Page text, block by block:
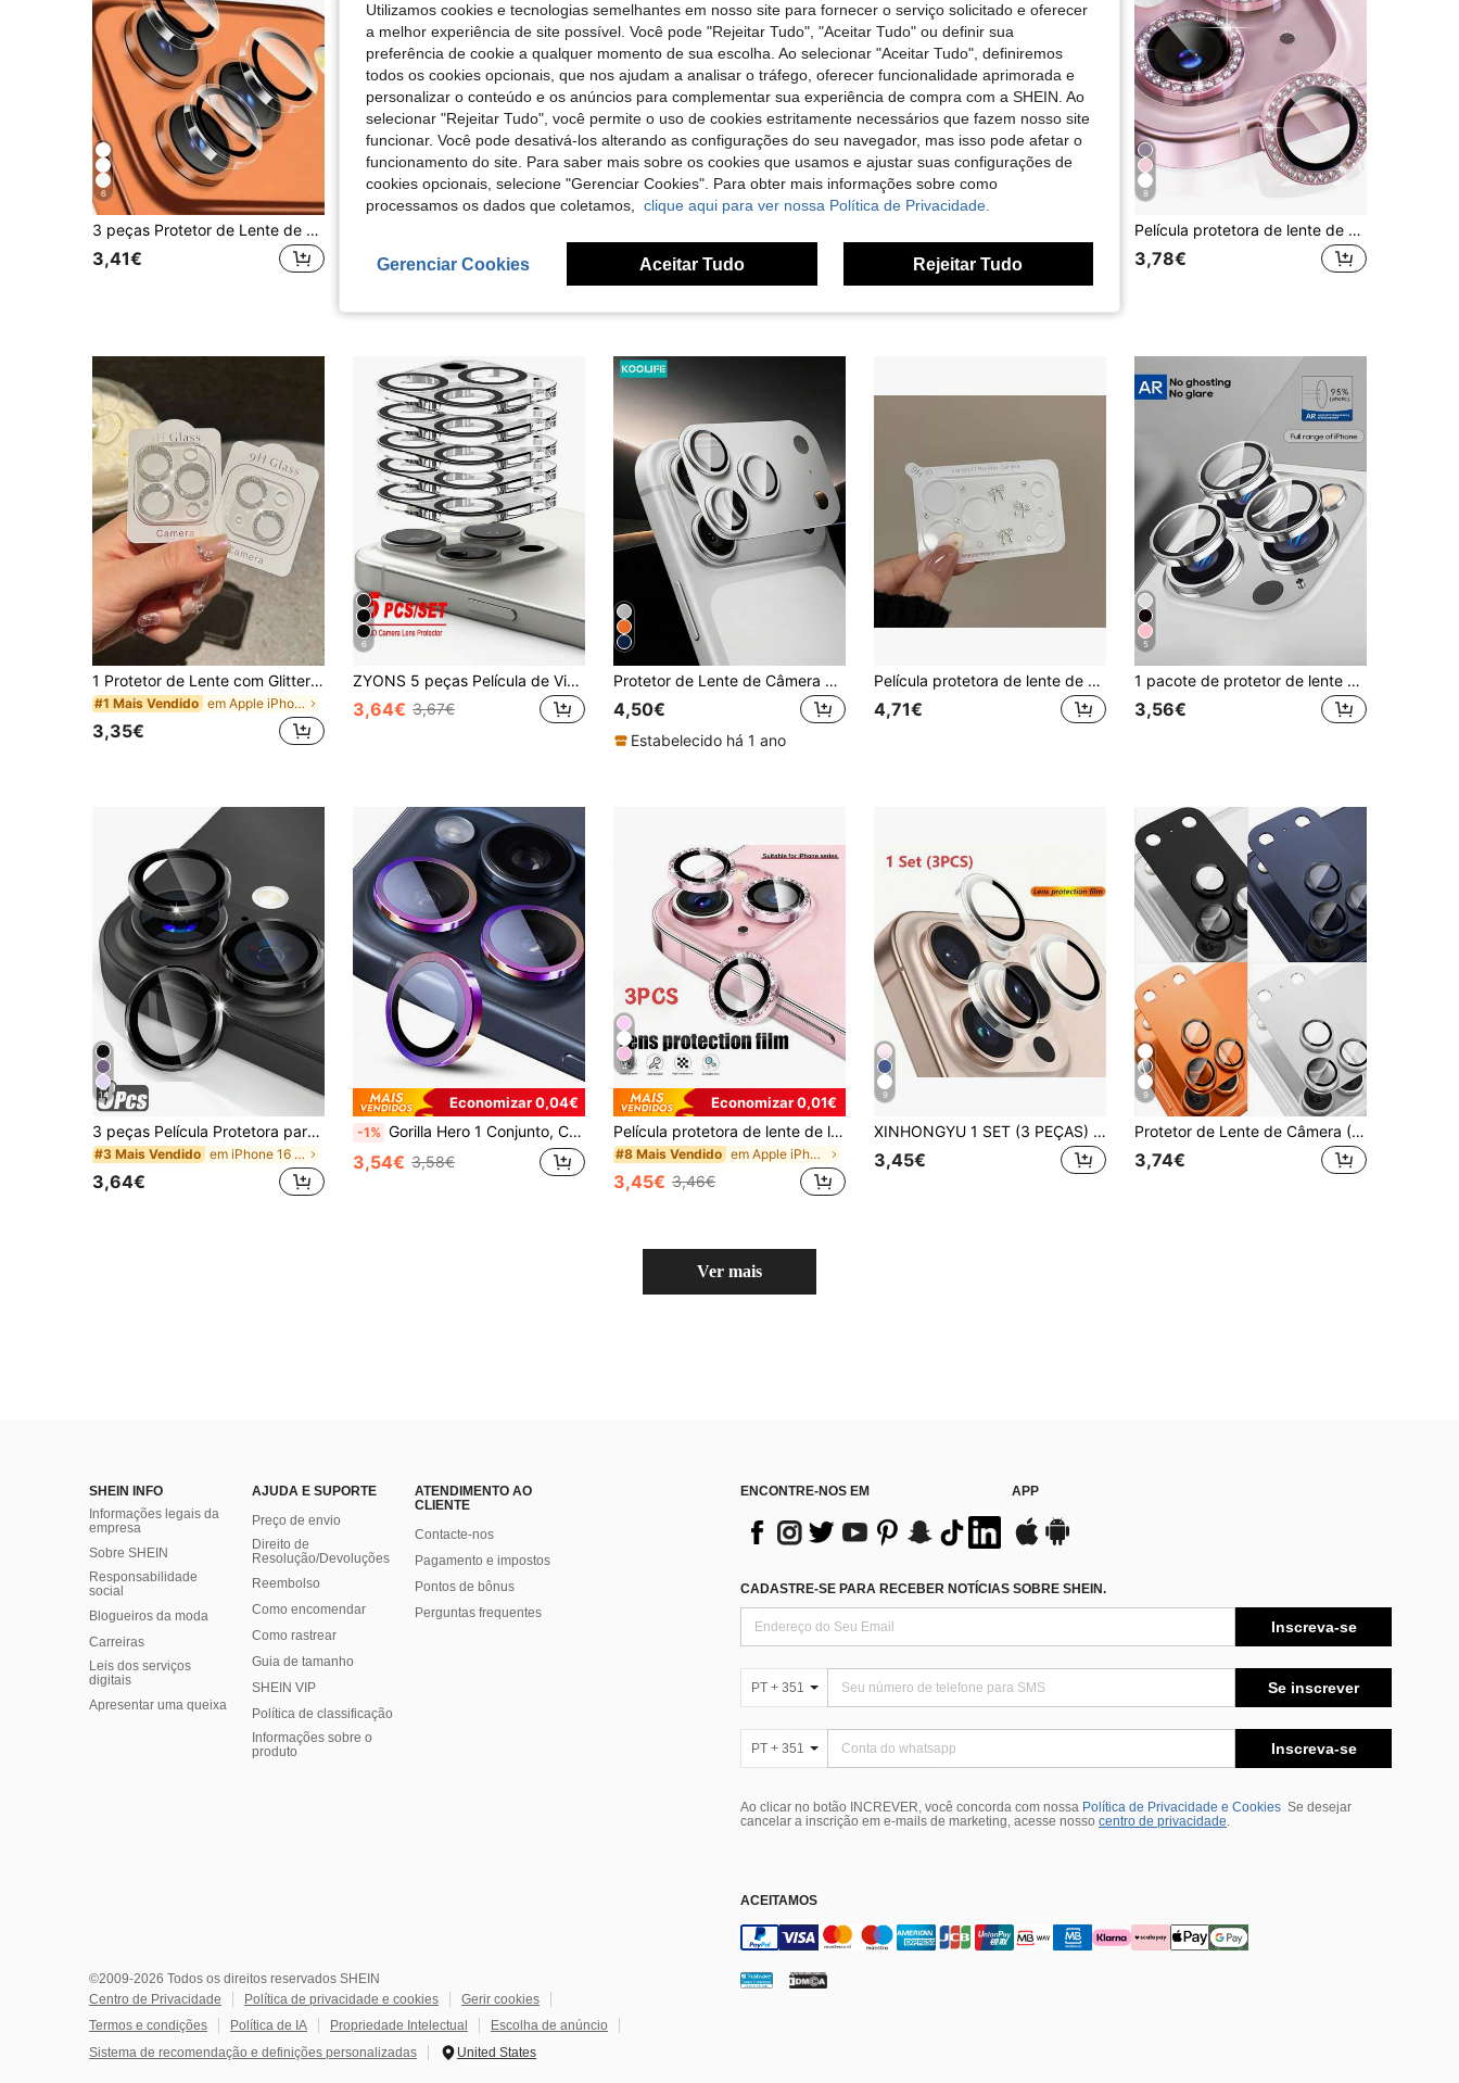
4,79 575
4,79 575
6
3 peças Protetor de Lente de Câmara para iPhone 17/17Pro/17Promax/17Air/16 Pro Max/iPhone16 Pro, Vidro Temperado Premium 9H+, Película de Lente Anti-Impressão Digital e Anti-Arranhões
3,41€ 4,34€ (1000+)
4,41€
8
Película protetora de lente de câmera com strass colorido, 3 peças, para Apple 17/17Air/17pro/17promax/16/16pro/16plus/16promax/16 14 Pro 6,1 polegadas/14 Pro Max 6,7 polegadas, capa de câmera com diamante artificial brilhante, vidro temperado para Apple 14 Pro Max/14 Pro/15/15Promax/15Pro [Encaixe perfeito] - Diamante artificial multicolorido
3,78€
1 Protetor de Lente com Glitter e Diamantes para Apple 17 Pro Max, Película Protetora de Lente Tudo-em-Um para Câmera de 16 Pro Max, Compatível com 14 Pro/15 Pro Max/16/15/14, Proteção Diária, Uso no Escritório e em Casa, Cristalino, À Prova D'Água, Anti-queda, Anti-riscos, Presente para o Dia das Mães
#1 Mais Vendido em Apple iPhone Air Protetores de lentes
3,35€
6
ZYONS 5 peças Película de Vidro para Lente de Câmara [Proteção Multicamada] Compatível com 17 Pro Max/17 Pro/17 Air/17, 16 Pro Max/16 Pro/16 Plus/16, 15 Pro Max/15 Pro/15 Plus/15, Capa de Vidro Temperado, Antirreflexo para Fotografia Noturna, Estéreo 3D, À Prova de Choques
3,64€ 3,67€
Protetor de Lente de Câmera Koolife (1 unidade), Vidro Temperado HD com Superfície Fosca, Fácil Instalação, À Prova D'Água, Resistente a Choques, Arranhões e Impressões Digitais, Compatível com iPhone 17 Pro Max/17 Pro. Ideal para uso diário, no escritório e em casa. Proteção contra quedas e arranhões.
4,50€
Estabelecido há 1 ano
Película protetora de lente de vidro fofa para 17 ProMax/17Pro com laço 3D de cristal transparente, elegante e brilhante, perfeita para presentear na primavera.
4,71€
5
1 pacote de protetor de lente de vidro temperado Silver Hawk Eye, à prova d'água, resistente a arranhões, bordas inquebráveis, compatível com iPhone 11/12/13/14/15/16/16 Plus/16 Pro/16 Pro Max/17/17 Air/17 Pro/17 Pro Max Series
3,56€
14
3 peças Película Protetora para Lente de Câmara para iPhone 17/16 PRO MAX/16PRO/16 Plus/15 PRO MAX/15 PRO/14 PRO MAX/14 PRO/13 PRO MAX/13 PRO/12 PRO MAX/12 PRO, Vidro Temperado AR+AF, Cobertura de Lente Única em Metal 9H Resistente a Riscos, Alta Definição Transparente, - Preto, Incluindo Embalagem
#3 Mais Vendido em iPhone 16 Plus Protetores de lentes
3,64€
Economizar 0,04€
-1% Gorilla Hero 1 Conjunto, Compatível com Apple 15 Pro Max, Película Colorida de Alta Definição para Lente, Autocolante para Lente, Capa para Lente, Anel Protetor de Lente, Compatível com iPhone 11/12/13/14/15/16/16 Plus/16 Pro/16 Pro Max/17/17 Air/17 Pro/17 Pro Max Series
3,54€ 3,58€
4
Economizar 0,01€
Película protetora de lente de luxo com glitter, 1 unidade, compatível com iPhone 16 Pro Max Plus, 15, 14 e 5G. Design moderno e elegante, com cores vibrantes, ideal para uso diário no escritório e em casa. Proteção completa para a câmera do seu celular, à prova d'água, resistente a impactos, quedas, arranhões e impressões digitais. Perfeita para presentear em festas e eventos de primavera.
#8 Mais Vendido em Apple iPhone Air Protetores de lentes
3,45€ 3,46€
9
XINHONGYU 1 SET (3 PEÇAS) Protetor de Lente de Câmara Transparente Apple Compatível com iPhone 17/16/16e/16 Pro Max/16 Pro, Compatível com iPhone 15 Pro Max/15/15 Pro/15 Plus/14 Pro Max/14 Pro/14/14 Plus/13 Pro Max/13/13 Pro/13 Mini/12 Pro Max/12/12 Pro/11, Fotografia de Alta Definição, Protetor de Lente de Vidro Temperado Ultra Fino
3,45€
9
Protetor de Lente de Câmera (1 unidade), Feito de Vidro Temperado com Liga de Alumínio e Acabamento Fosco, Compatível com iPhone 17 Pro Max/17 Pro, Fácil de Aplicar, Resistente a Arranhões, Cobertura Total, Compatível com Capas Protetoras, Ideal para Aniversários, Páscoa, Dia de Ação de Graças, Presentes para Família e Amigos, Unissex, Sem Bolhas, Alta Resistência a Arranhões.
3,74€
Ver mais
SHEIN INFO
Informações legais da
empresa
Sobre SHEIN
Responsabilidade
social
Blogueiros da moda
Carreiras
Leis dos serviços
digitais
Apresentar uma queixa
AJUDA E SUPORTE
Preço de envio
Direito de
Resolução/Devoluções
Reembolso
Como encomendar
Como rastrear
Guia de tamanho
SHEIN VIP
Política de classificação
​Informações sobre o
produto
ATENDIMENTO AO
CLIENTE
Contacte-nos
Pagamento e impostos
Pontos de bônus
Perguntas frequentes
ENCONTRE-NOS EM APP
CADASTRE-SE PARA RECEBER NOTÍCIAS SOBRE SHEIN.
Inscreva-se
PT + 351 Se inscrever
PT + 351 Inscreva-se
Ao clicar no botão INCREVER, você concorda com nossa Política de Privacidade e Cookies Se desejar
cancelar a inscrição em e-mails de marketing, acesse nosso centro de privacidade.
ACEITAMOS
©2009-2026 Todos os direitos reservados SHEIN
Centro de Privacidade
Política de privacidade e cookies
Gerir cookies
Termos e condições
Política de IA Propriedade Intelectual
Escolha de anúncio
Sistema de recomendação e definições personalizadas
United States
Utilizamos cookies e tecnologias semelhantes em nosso site para fornecer o serviço solicitado e oferecer
a melhor experiência de site possível. Você pode "Rejeitar Tudo", "Aceitar Tudo" ou definir sua
preferência de cookie a qualquer momento de sua escolha. Ao selecionar "Aceitar Tudo", definiremos
todos os cookies opcionais, que nos ajudam a analisar o tráfego, oferecer funcionalidade aprimorada e
personalizar o conteúdo e os anúncios para complementar sua experiência de compra com a SHEIN. Ao
selecionar "Rejeitar Tudo", você permite o uso de cookies estritamente necessários que fazem nosso site
funcionar. Você pode desativá-los alterando as configurações do seu navegador, mas isso pode afetar o
funcionamento do site. Para saber mais sobre os cookies que usamos e ajustar suas configurações de
cookies opcionais, selecione "Gerenciar Cookies". Para obter mais informações sobre como
processamos os dados que coletamos, clique aqui para ver nossa Política de Privacidade.
Gerenciar Cookies Aceitar Tudo Rejeitar Tudo